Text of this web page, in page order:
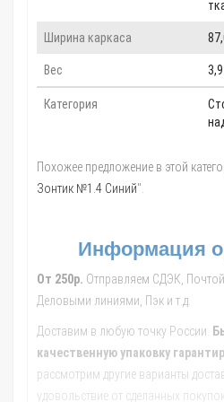
Ширина каркаса
Вес
Категория
Похожее предложение в этой
Зонтик №1.4 Синий".
Информация о
От 250р. Отправляем СДЭК,
Деловыми линиями, Пэк и т.д.
Доставим в любую точку России.
качественную упаковку
рассмотрим другие варианты
удовольствие от сделанных покупок.